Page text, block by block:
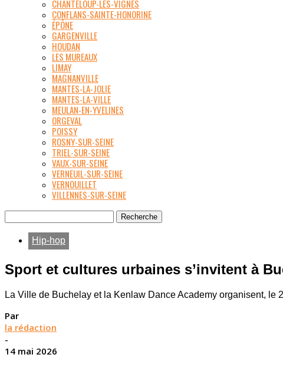
CHANTELOUP-LES-VIGNES
CONFLANS-SAINTE-HONORINE
ÉPÔNE
GARGENVILLE
HOUDAN
LES MUREAUX
LIMAY
MAGNANVILLE
MANTES-LA-JOLIE
MANTES-LA-VILLE
MEULAN-EN-YVELINES
ORGEVAL
POISSY
ROSNY-SUR-SEINE
TRIEL-SUR-SEINE
VAUX-SUR-SEINE
VERNEUIL-SUR-SEINE
VERNOUILLET
VILLENNES-SUR-SEINE
Hip-hop
Sport et cultures urbaines s’invitent à
La Ville de Buchelay et la Kenlaw Dance Academy organisent,
Par
la rédaction
-
14 mai 2026